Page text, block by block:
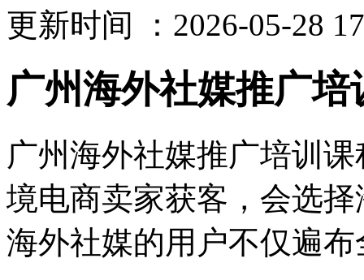
更新时间 ：2026-05-28
广州海外社媒推广培
广州海外社媒推广培训
境电商卖家获客，会选
海外社媒的用户不仅遍